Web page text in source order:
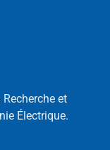
et
Électrique.